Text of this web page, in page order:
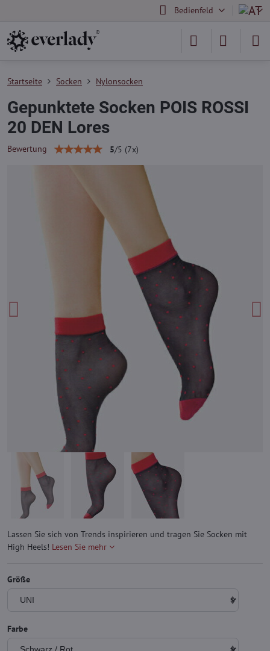
Bedienfeld
Startseite Socken Nylonsocken
Gepunktete Socken POIS ROSSI
20 DEN Lores
Bewertung 5/5 (7x)
Lassen Sie sich von Trends inspirieren und tragen Sie Socken mit
High Heels! Lesen Sie mehr
Größe
Farbe